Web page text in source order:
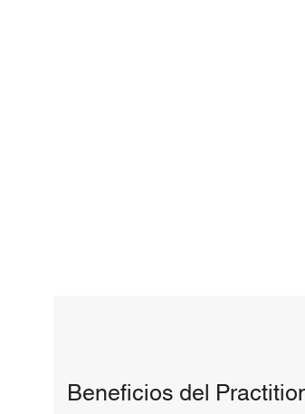
Beneficios del